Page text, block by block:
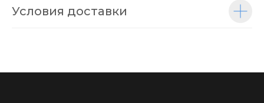
Условия доставки